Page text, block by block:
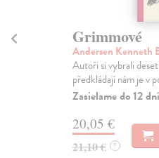
Grimmové
Andersen Kenneth Bogh|
Autoři si vybrali deset
předkládají nám je v
Zasielame do 12 dní
20,05 €
21,10 € ?